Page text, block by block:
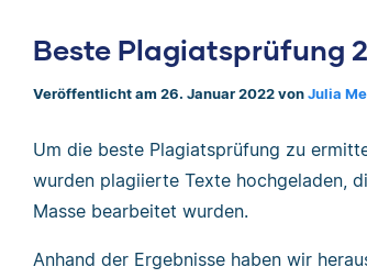
Beste Plagiatsprüfung
Veröffentlicht am 26. Januar 2022 von Julia
Um die beste Plagiatsprüfung zu
wurden plagiierte Texte hochgeladen,
Masse bearbeitet wurden.
Anhand der Ergebnisse haben wir